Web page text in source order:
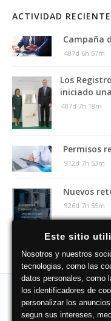
ACTIVIDAD RECIENTE
Campaña
487d 6h 57m
Los
iniciado
487d 7h 18m
Permisos
912d 7h 53m
Nuevos
926d 7h 55m
© Copyright 2026
Este sitio
Nosotros y nuestros
tecnologias, como las
datos personales, como
los identificadores de
personalizar los
segun sus intereses,